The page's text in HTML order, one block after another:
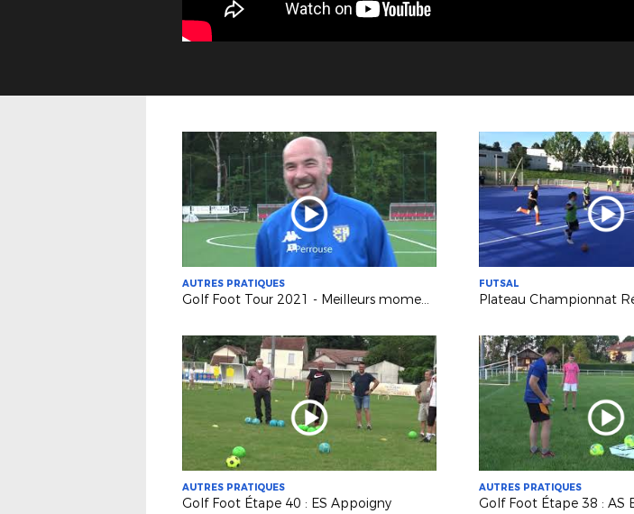
AUTRES PRATIQUES
Golf Foot Tour 2021 - Meilleurs moments
FUTSAL
AUTRES PRATIQUES
Golf Foot Étape 40 : ES Appoigny
AUTRES PRATIQUES